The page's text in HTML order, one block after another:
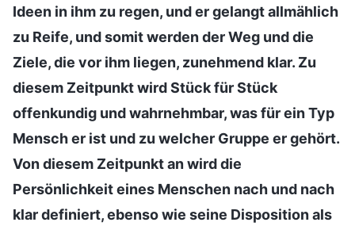
Ideen in ihm zu regen, und er gelangt allmählich
zu Reife, und somit werden der Weg und die
Ziele, die vor ihm liegen, zunehmend klar. Zu
diesem Zeitpunkt wird Stück für Stück
offenkundig und wahrnehmbar, was für ein Typ
Mensch er ist und zu welcher Gruppe er gehört.
Von diesem Zeitpunkt an wird die
Persönlichkeit eines Menschen nach und nach
klar definiert, ebenso wie seine Disposition als